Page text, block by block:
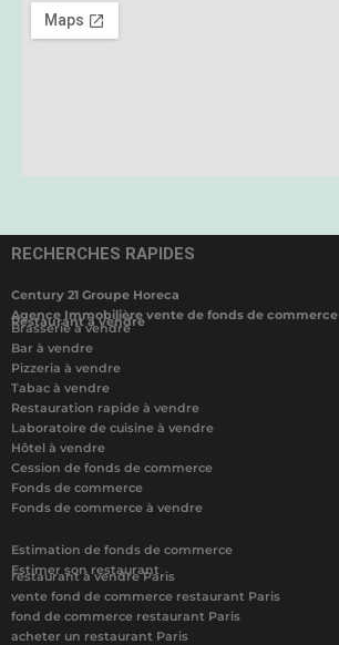
RECHERCHES RAPIDES
Century 21 Groupe Horeca
Agence Immobilière vente de fonds de commerce
Restaurant à vendre
Brasserie à vendre
Bar à vendre
Pizzeria à vendre
Tabac à vendre
Restauration rapide à vendre
Laboratoire de cuisine à vendre
Hôtel à vendre
Cession de fonds de commerce
Fonds de commerce
Fonds de commerce à vendre
Estimation de fonds de commerce
Estimer son restaurant
restaurant à vendre Paris
vente fond de commerce restaurant Paris
fond de commerce restaurant Paris
acheter un restaurant Paris